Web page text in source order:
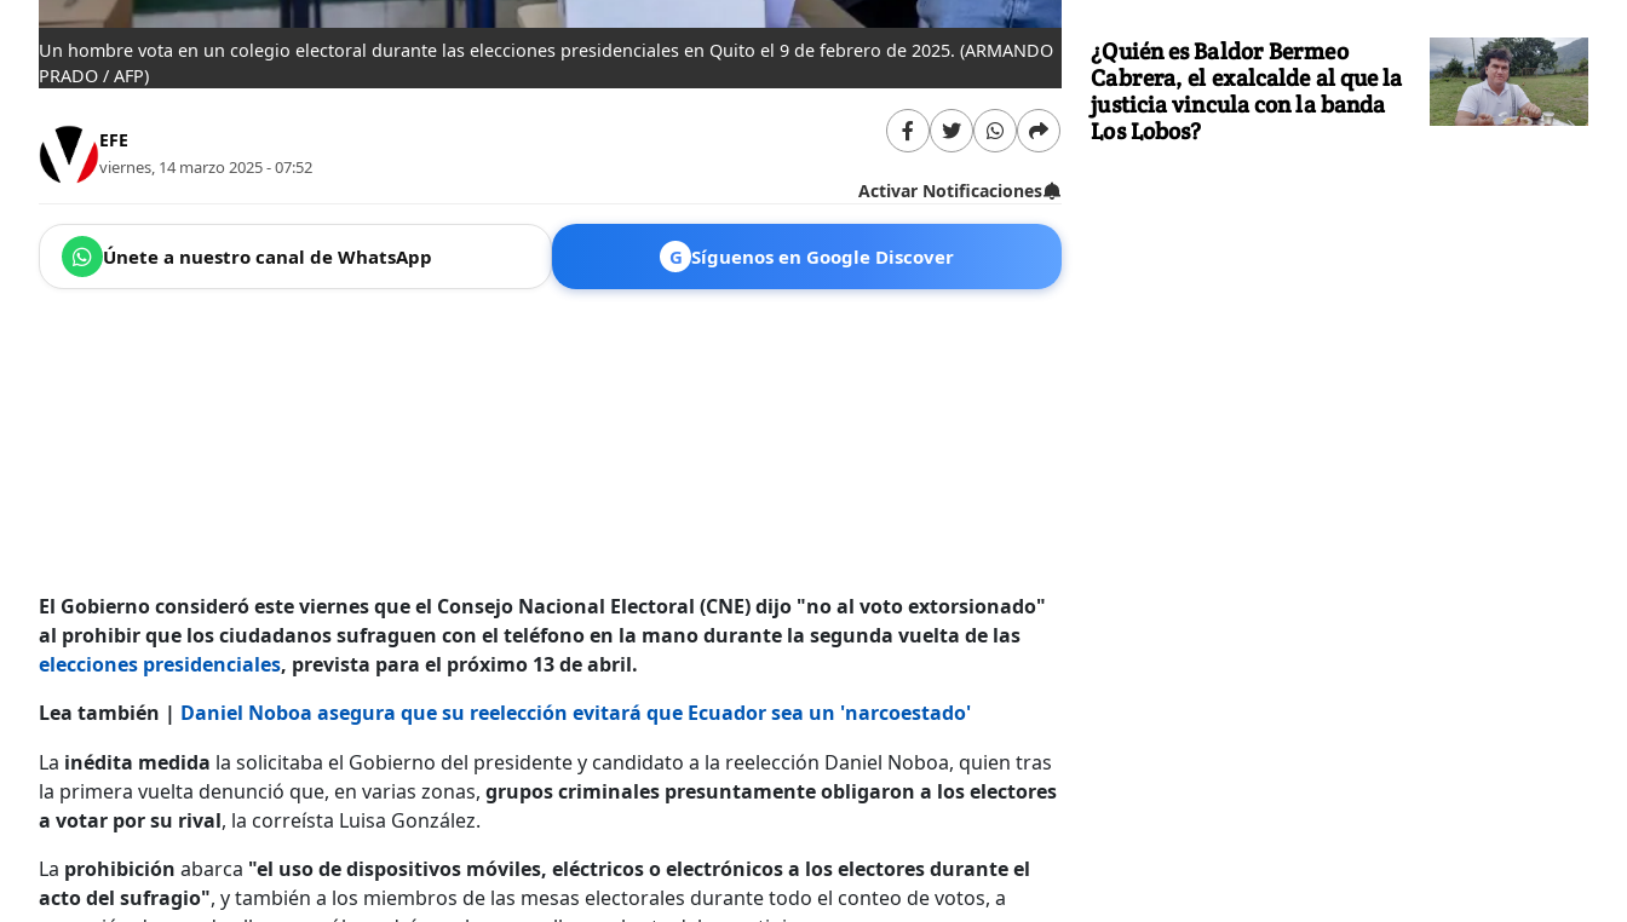
Un hombre vota en un colegio electoral durante las elecciones presidenciales en Quito el 9 de febrero de 2025. (ARMANDO
PRADO / AFP)
EFE
viernes, 14 marzo 2025 - 07:52
Activar Notificaciones
Únete a nuestro canal de WhatsApp G Síguenos en Google Discover
El Gobierno consideró este viernes que el Consejo Nacional Electoral (CNE) dijo "no al voto extorsionado"
al prohibir que los ciudadanos sufraguen con el teléfono en la mano durante la segunda vuelta de las
elecciones presidenciales, prevista para el próximo 13 de abril.
Lea también | Daniel Noboa asegura que su reelección evitará que Ecuador sea un 'narcoestado'
La inédita medida la solicitaba el Gobierno del presidente y candidato a la reelección Daniel Noboa, quien tras
la primera vuelta denunció que, en varias zonas, grupos criminales presuntamente obligaron a los electores
a votar por su rival, la correísta Luisa González.
La prohibición abarca "el uso de dispositivos móviles, eléctricos o electrónicos a los electores durante el
acto del sufragio", y también a los miembros de las mesas electorales durante todo el conteo de votos, a
¿Quién es Baldor Bermeo
Cabrera, el exalcalde al que la
justicia vincula con la banda
Los Lobos?